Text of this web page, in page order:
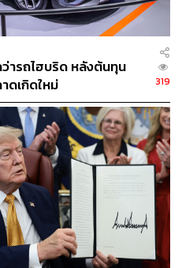
Youxuan, Su Qiucheng,
ารถไฮบริด หลังต้นทุน
ดเกิดใหม่
319